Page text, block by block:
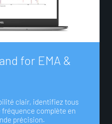
and for EMA &
clair, identifiez tous
fréquence complète en
précision.